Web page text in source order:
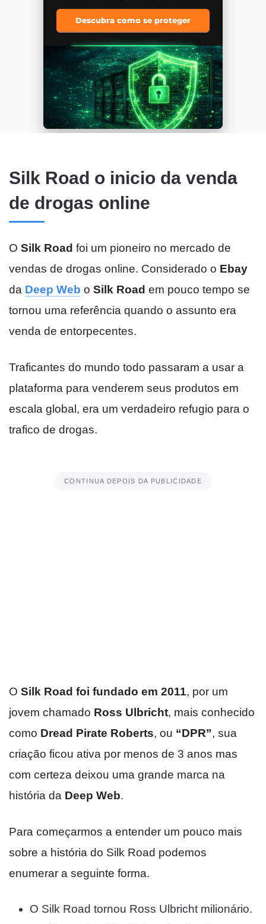
Descubra como se proteger
Silk Road o inicio da venda
de drogas online
O Silk Road foi um pioneiro no mercado de
vendas de drogas online. Considerado o Ebay
da Deep Web o Silk Road em pouco tempo se
tornou uma referência quando o assunto era
venda de entorpecentes.
Traficantes do mundo todo passaram a usar a
plataforma para venderem seus produtos em
escala global, era um verdadeiro refugio para o
trafico de drogas.
CONTINUA DEPOIS DA PUBLICIDADE
O Silk Road foi fundado em 2011, por um
jovem chamado Ross Ulbricht, mais conhecido
como Dread Pirate Roberts, ou “DPR”, sua
criação ficou ativa por menos de 3 anos mas
com certeza deixou uma grande marca na
história da Deep Web.
Para começarmos a entender um pouco mais
sobre a história do Silk Road podemos
enumerar a seguinte forma.
O Silk Road tornou Ross Ulbricht milionário.